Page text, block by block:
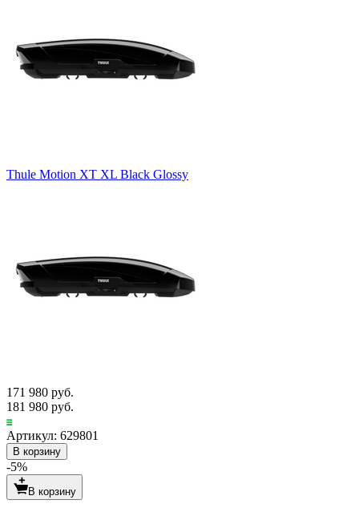
Thule Motion XT XL Black Glossy
171 980 руб.
181 980 руб.
Артикул: 629801
В корзину
-5%
В корзину